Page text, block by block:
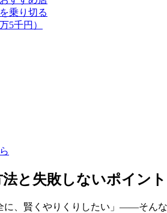
乗り切る
5千円）
と失敗しないポイン
、賢くやりくりしたい」——そん